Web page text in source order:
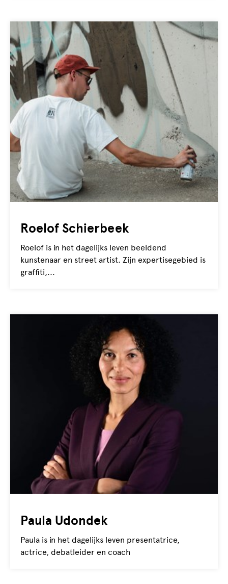
Roelof Schierbeek
Roelof is in het dagelijks leven beeldend
kunstenaar en street artist. Zijn expertisegebied is
graffiti,...
Paula Udondek
Paula is in het dagelijks leven presentatrice,
actrice, debatleider en coach